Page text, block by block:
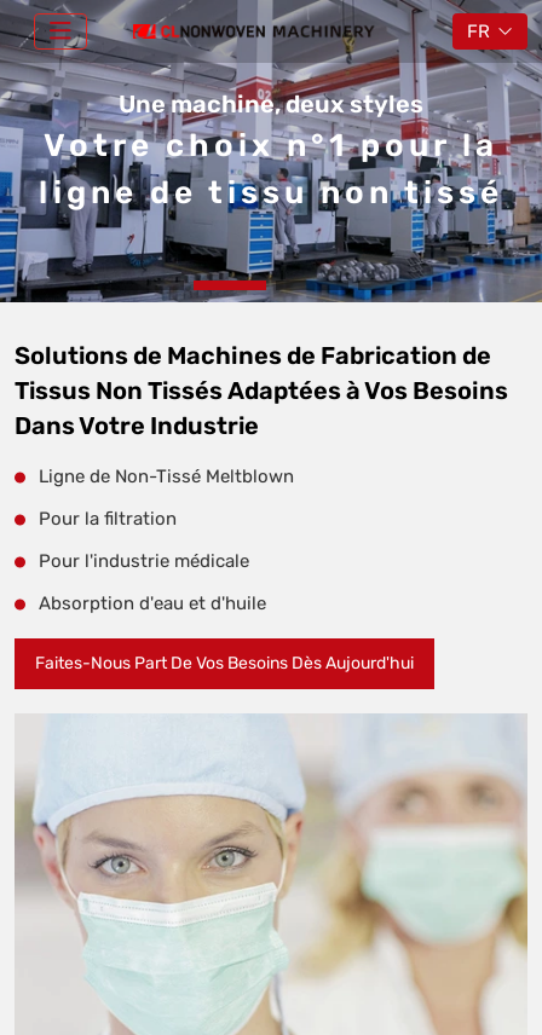
FR
Une machine, deux styles
Votre choix n°1 pour la
ligne de tissu non tissé
Solutions de Machines de Fabrication de
Tissus Non Tissés Adaptées à Vos Besoins
Dans Votre Industrie
Ligne de Non-Tissé Meltblown
Pour la filtration
Pour l'industrie médicale
Absorption d'eau et d'huile
Faites-Nous Part De Vos Besoins Dès Aujourd'hui